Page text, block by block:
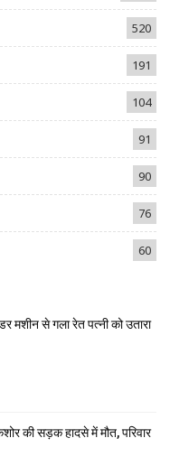
520
191
104
91
90
76
60
मशीन से गला रेत पत्नी को उतारा
की सड़क हादसे में मौत, परिवार